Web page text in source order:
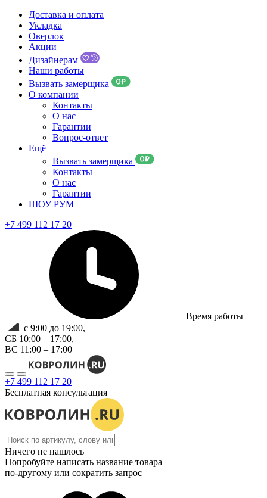
Доставка и оплата
Укладка
Оверлок
Акции
Дизайнерам
Наши работы
Вызвать замерщика
О компании
Контакты
О нас
Гарантии
Вопрос-ответ
Ещё
Вызвать замерщика
Контакты
О нас
Гарантии
ШОУ РУМ
+7 499 112 17 20
Время работы
с 9:00 до 19:00,
СБ 10:00 – 17:00,
ВС 11:00 – 17:00
+7 499 112 17 20
Бесплатная консультация
Ничего не нашлось
Попробуйте написать название товара
по-другому или сократить запрос